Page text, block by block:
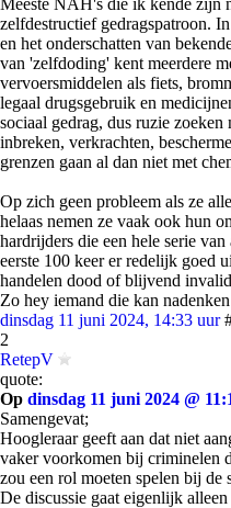
Meeste NAH's die ik kende zijn
zelfdestructief gedragspatroon.
en het onderschatten van
van 'zelfdoding' kent meerdere
vervoersmiddelen als fiets,
legaal drugsgebruik en
sociaal gedrag, dus ruzie
inbreken, verkrachten,
grenzen gaan al dan niet met
Op zich geen probleem als ze
helaas nemen ze vaak ook hun
hardrijders die een hele serie
eerste 100 keer er redelijk goed
handelen dood of blijvend
Zo hey iemand die kan nadenken
dinsdag 11 juni 2024, 14:33 uur
2
RetepV
quote:
Op dinsdag 11 juni 2024 @
Samengevat;
Hoogleraar geeft aan dat niet
vaker voorkomen bij criminelen
zou een rol moeten spelen bij de
De discussie gaat eigenlijk